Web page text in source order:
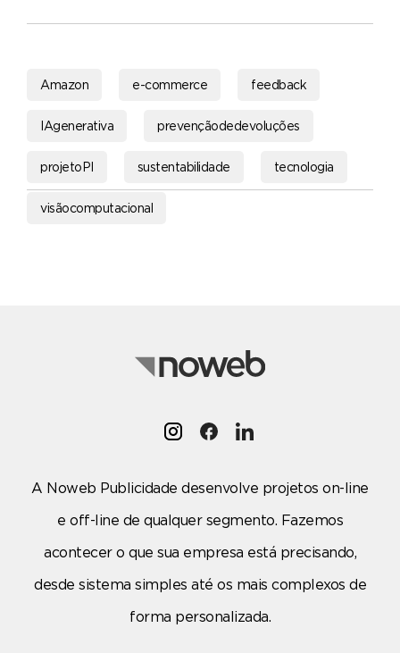
Amazon e-commerce feedback
IAgenerativa prevençãodedevoluções
projetoPI sustentabilidade tecnologia
visãocomputacional
A Noweb Publicidade desenvolve projetos on-line
e off-line de qualquer segmento. Fazemos
acontecer o que sua empresa está precisando,
desde sistema simples até os mais complexos de
forma personalizada.